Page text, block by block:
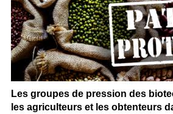
Les groupes de pression des
les agriculteurs et les obtenteurs